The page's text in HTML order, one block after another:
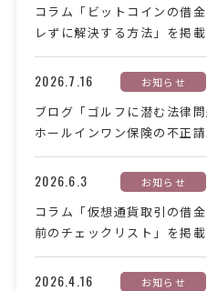
コラム「ビットコインの借
レずに解決する方法」を掲載
2026.7.16 お知らせ
ブログ「ゴルフに潜む法律
ホールインワン保険の不正
2026.6.3 お知らせ
コラム「仮想通貨取引の借
前のチェックリスト」を掲載
2026.4.16 お知らせ